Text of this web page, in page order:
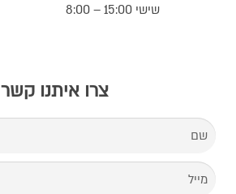
שישי 15:00 – 8:00
צרו איתנו קשר